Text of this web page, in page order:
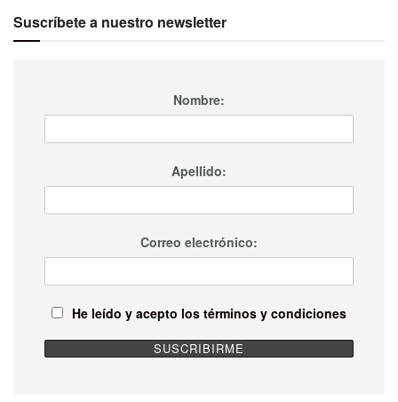
Suscríbete a nuestro newsletter
Nombre:
Apellido:
Correo electrónico:
He leído y acepto los términos y condiciones